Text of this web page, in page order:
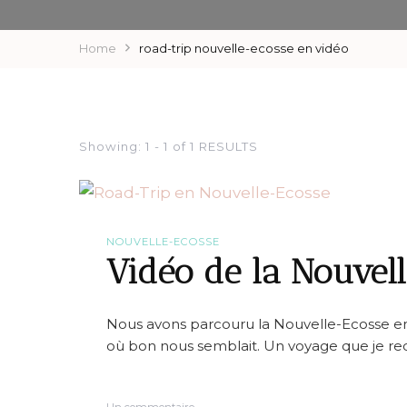
Home road-trip nouvelle-ecosse en vidéo
Showing: 1 - 1 of 1 RESULTS
NOUVELLE-ECOSSE
Vidéo de la
Nous avons parcouru la Nouvelle-Ecosse
où bon nous semblait. Un voyage que je